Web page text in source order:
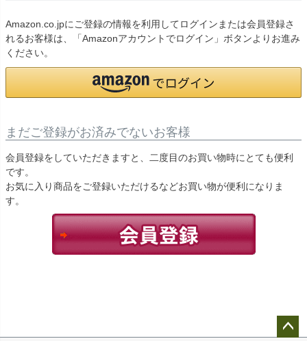
Amazon.co.jpにご登録の情報を利用してログインまたは会員登録さ
れるお客様は、「Amazonアカウントでログイン」ボタンよりお進み
ください。
まだご登録がお済みでないお客様
会員登録をしていただきますと、二度目のお買い物時にとても便利
です。
お気に入り商品をご登録いただけるなどお買い物が便利になりま
す。